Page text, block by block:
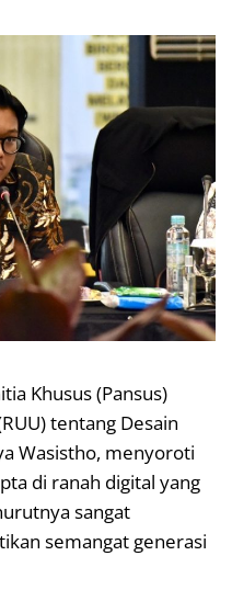
Khusus (Pansus)
tentang Desain
Wasistho, menyoroti
di ranah digital yang
sangat
semangat generasi